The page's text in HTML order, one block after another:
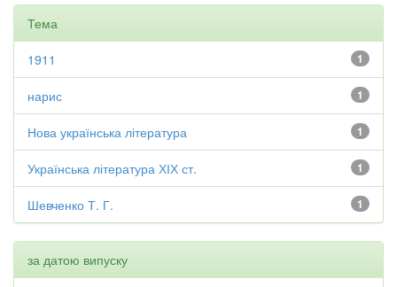
Тема
1
1911
1
нарис
1
Нова українська література
1
Українська література ХІХ ст.
1
Шевченко Т. Г.
за датою випуску